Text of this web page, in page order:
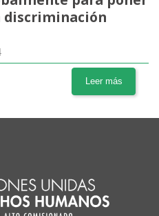
discriminación
Leer más